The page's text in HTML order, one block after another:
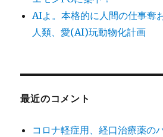
AIよ。本格的に人間の仕事奪
人類、愛(AI)玩動物化計画
最近のコメント
コロナ軽症用、経口治療薬の